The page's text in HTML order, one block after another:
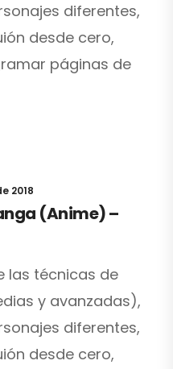
diferentes,
desde cero,
páginas de
2018
(Anime) –
las técnicas de
y avanzadas),
diferentes,
desde cero,